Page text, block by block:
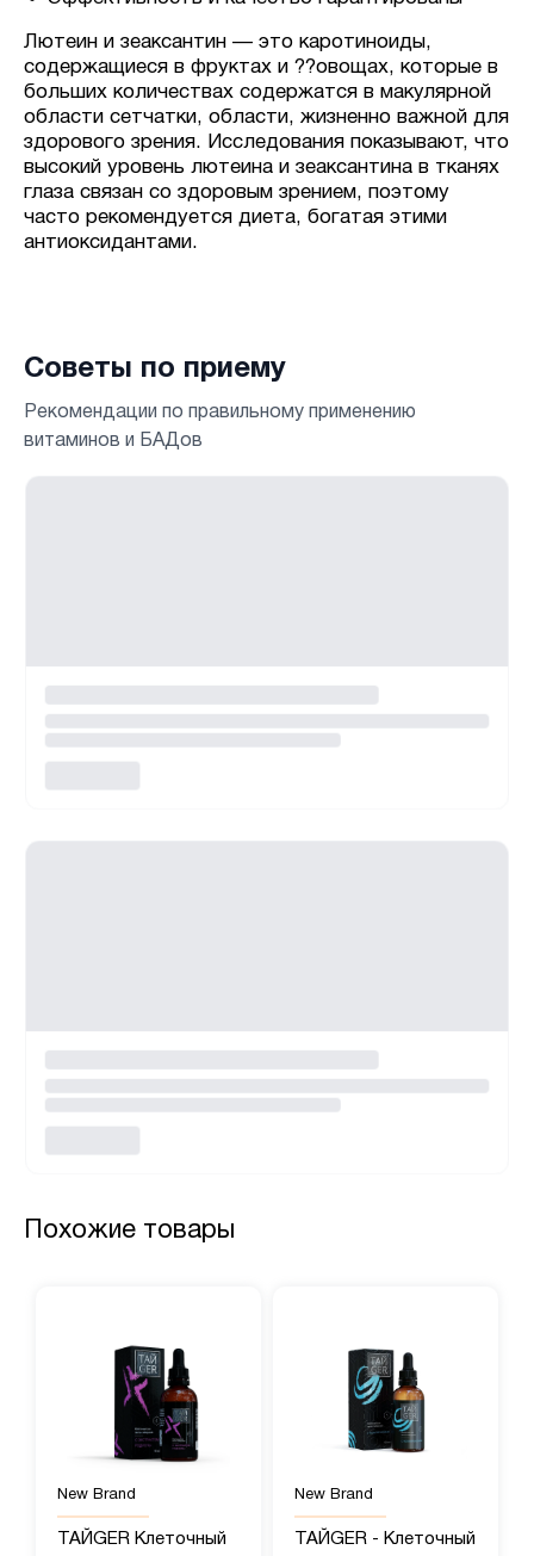
Лютеин и зеаксантин — это каротиноиды,
содержащиеся в фруктах и ??овощах, которые в
больших количествах содержатся в макулярной
области сетчатки, области, жизненно важной для
здорового зрения. Исследования показывают, что
высокий уровень лютеина и зеаксантина в тканях
глаза связан со здоровым зрением, поэтому
часто рекомендуется диета, богатая этими
антиоксидантами.
Советы по приему
Рекомендации по правильному применению
витаминов и БАДов
Похожие товары
New Brand
ТАЙGER Клеточный
New Brand
ТАЙGER - Клеточный